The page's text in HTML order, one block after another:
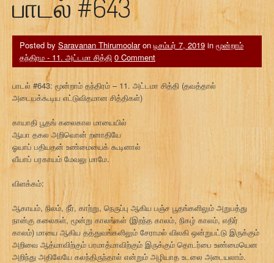
பாடல் #643
Posted by Saravanan Thirumoolaron டிசம்பர் 7, 2019 in மூன்றாம்
தந்திரம - 11. அட்டமா சித்தி 0 Comment
பாடல் #643: மூன்றாம் தந்திரம் – 11. அட்டமா சித்தி (தவத்தால்
அடையக்கூடிய எட்டுவிதமான சித்திகள்)
காயாதி பூதங் கலைகால மாயையில்
ஆயா தகல அறிவொன் றனாதியே
ஓயாப் பதியதன் உண்மையைக் கூடினால்
வீயாப் பரகாயம் மேவலு மாமே.
விளக்கம்:
ஆகாயம், நிலம், நீர், காற்று, நெருப்பு ஆகிய பஞ்ச பூதங்களிலும் அறுபத்து
நான்கு கலைகள், மூன்று காலங்கள் (இறந்த காலம், நிகழ் காலம், எதிர்
காலம்) மாயை ஆகிய தத்துவங்களிலும் சேராமல் விலகி ஒன்றுபட்டு இருக்கும்
அறிவை ஆத்மாவிற்கும் பரமாத்மாவிற்கும் இருக்கும் தொடர்பை உண்மையென
அறிந்து அதிலேயே கலந்திருந்தால் என்றும் அழியாத உடலை அடையலாம்.